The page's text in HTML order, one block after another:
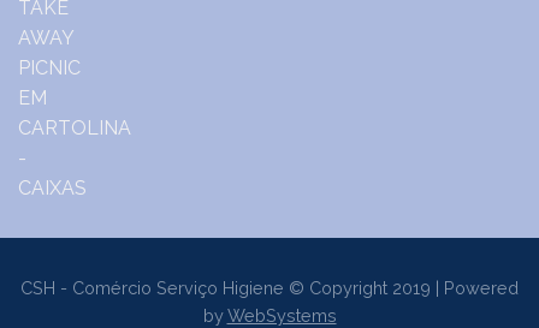
CSH - Comércio Serviço Higiene © Copyright 2019 | Powered
byWebSystems